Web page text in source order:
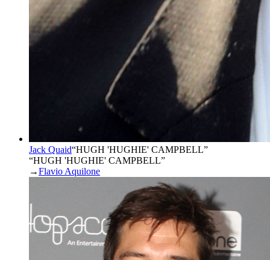
Jack Quaid“HUGH 'HUGHIE' CAMPBELL”
“HUGH 'HUGHIE' CAMPBELL”
→Flavio Aquilone